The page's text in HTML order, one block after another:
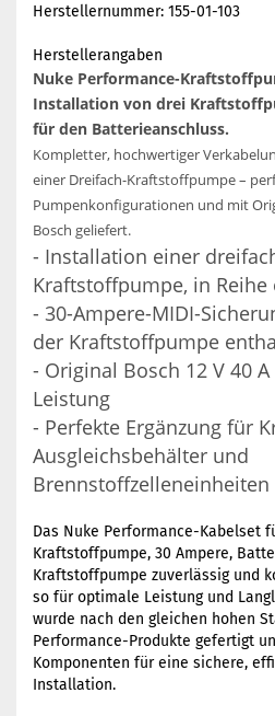
Herstellernummer: 155-01-103
Herstellerangaben
Nuke Performance-
Installation von drei
für den Batterieanschluss.
Kompletter, hochwertiger
einer Dreifach-Kraftstoffpumpe –
Pumpenkonfigurationen und mit
Bosch geliefert.
- Installation einer
Kraftstoffpumpe, in Reihe
- 30-Ampere-MIDI-
der Kraftstoffpumpe
- Original Bosch 12 V 40
Leistung
- Perfekte Ergänzung für
Ausgleichsbehälter und
Brennstoffzelleneinheiten
Das Nuke Performance-Kabelset
Kraftstoffpumpe, 30 Ampere,
Kraftstoffpumpe zuverlässig und
so für optimale Leistung und
wurde nach den gleichen hohen
Performance-Produkte gefertigt
Komponenten für eine sichere,
Installation.